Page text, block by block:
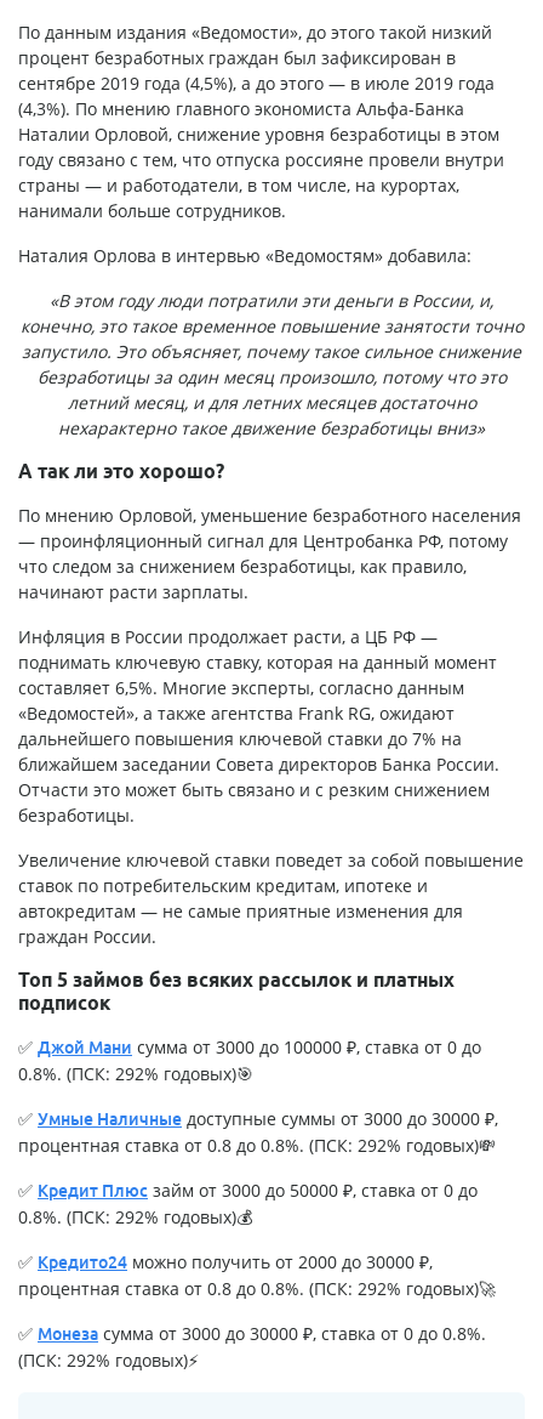
По данным издания «Ведомости», до этого такой низкий
процент безработных граждан был зафиксирован в
сентябре 2019 года (4,5%), а до этого — в июле 2019 года
(4,3%). По мнению главного экономиста Альфа-Банка
Наталии Орловой, снижение уровня безработицы в этом
году связано с тем, что отпуска россияне провели внутри
страны — и работодатели, в том числе, на курортах,
нанимали больше сотрудников.
Наталия Орлова в интервью «Ведомостям» добавила:
«В этом году люди потратили эти деньги в России, и,
конечно, это такое временное повышение занятости точно
запустило. Это объясняет, почему такое сильное снижение
безработицы за один месяц произошло, потому что это
летний месяц, и для летних месяцев достаточно
нехарактерно такое движение безработицы вниз»
А так ли это хорошо?
По мнению Орловой, уменьшение безработного населения
— проинфляционный сигнал для Центробанка РФ, потому
что следом за снижением безработицы, как правило,
начинают расти зарплаты.
Инфляция в России продолжает расти, а ЦБ РФ —
поднимать ключевую ставку, которая на данный момент
составляет 6,5%. Многие эксперты, согласно данным
«Ведомостей», а также агентства Frank RG, ожидают
дальнейшего повышения ключевой ставки до 7% на
ближайшем заседании Совета директоров Банка России.
Отчасти это может быть связано и с резким снижением
безработицы.
Увеличение ключевой ставки поведет за собой повышение
ставок по потребительским кредитам, ипотеке и
автокредитам — не самые приятные изменения для
граждан России.
Топ 5 займов без всяких рассылок и платных
подписок
✅ Джой Мани сумма от 3000 до 100000 ₽, ставка от 0 до
0.8%. (ПСК: 292% годовых)🎯
✅ Умные Наличные доступные суммы от 3000 до 30000 ₽,
процентная ставка от 0.8 до 0.8%. (ПСК: 292% годовых)💸
✅ Кредит Плюс займ от 3000 до 50000 ₽, ставка от 0 до
0.8%. (ПСК: 292% годовых)💰
✅ Кредито24 можно получить от 2000 до 30000 ₽,
процентная ставка от 0.8 до 0.8%. (ПСК: 292% годовых)🚀
✅ Монеза сумма от 3000 до 30000 ₽, ставка от 0 до 0.8%.
(ПСК: 292% годовых)⚡